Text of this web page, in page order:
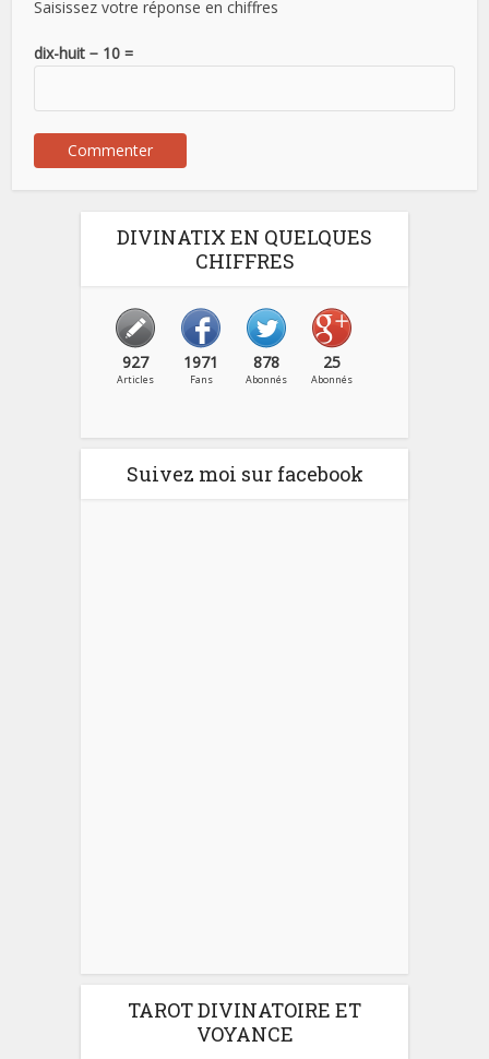
Saisissez votre réponse en chiffres
dix-huit − 10 =
DIVINATIX EN QUELQUES
CHIFFRES
927
Articles
1971
Fans
878
Abonnés
25
Abonnés
Suivez moi sur facebook
TAROT DIVINATOIRE ET
VOYANCE